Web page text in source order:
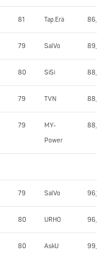
81 Tap.Erä 86,95
79 SalVo 89,70
80 SiSi 88,40
79 TVN 88,50
79
MY-
Power
88,45
79 SalVo 96,15
80 URHO 96,40
80 AskU 99,75